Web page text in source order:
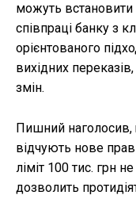
можуть встановити
співпраці банку з
орієнтованого
вихідних
змін.
Пишний наголосив,
відчують нове
ліміт 100 тис. грн
дозволить